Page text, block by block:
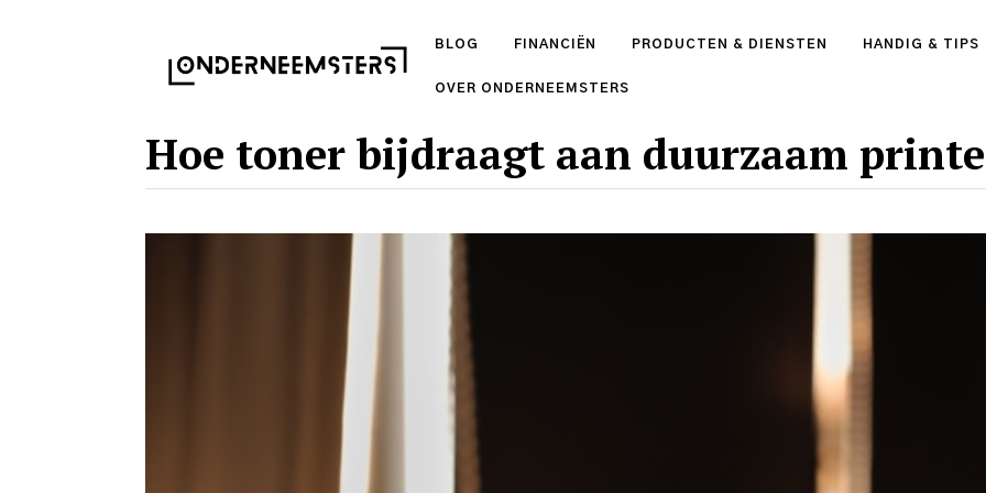
BLOG FINANCIËN PRODUCTEN & DIENSTEN HANDIG & TIPS
OVER ONDERNEEMSTERS
Hoe toner bijdraagt aan duurzaam